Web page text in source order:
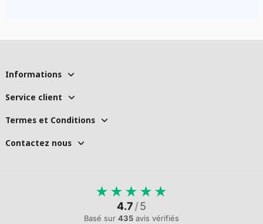
Informations
Service client
Termes et Conditions
Contactez nous
★ ★ ★ ★ ★
4.7/5
Basé sur 435 avis vérifiés